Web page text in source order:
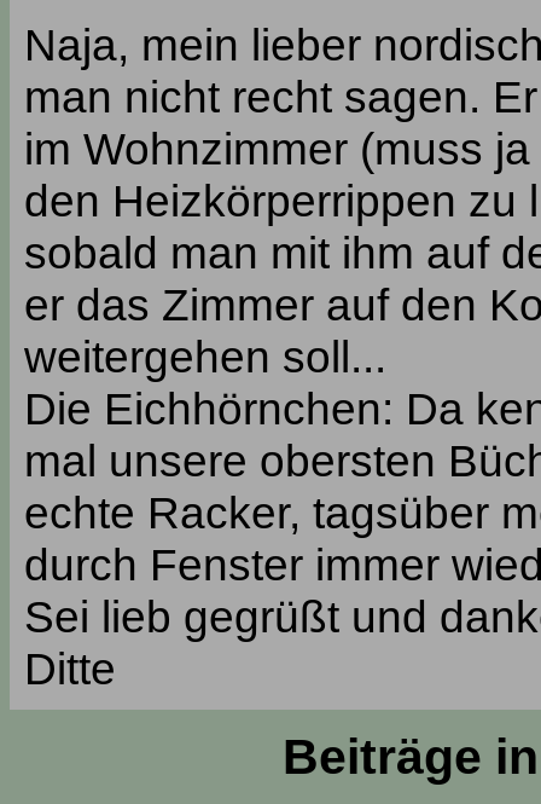
Naja, mein lieber
man nicht recht sagen.
im Wohnzimmer (muss
den Heizkörperrippen zu
sobald man mit ihm auf
er das Zimmer auf den
weitergehen soll...
Die Eichhörnchen: Da
mal unsere obersten
echte Racker, tagsüber
durch Fenster immer
Sei lieb gegrüßt und
Ditte
Beiträge